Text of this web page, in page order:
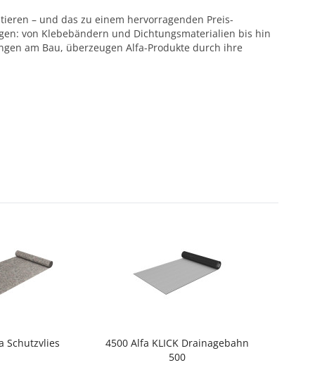
– und das zu einem hervorragenden Preis-
von Klebebändern und Dichtungsmaterialien bis hin
am Bau, überzeugen Alfa-Produkte durch ihre
Schutzvlies
4500 Alfa KLICK Drainagebahn
500